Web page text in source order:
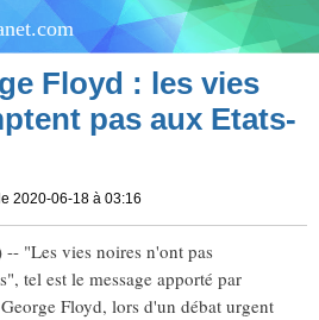
Floyd : les vies
pas aux Etats-
2020-06-18 à 03:16
"Les vies noires n'ont pas
tel est le message apporté par
Floyd, lors d'un débat urgent